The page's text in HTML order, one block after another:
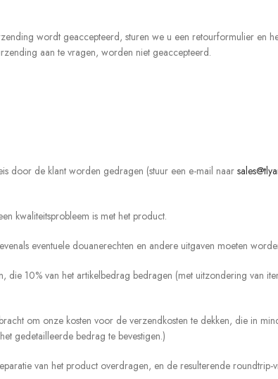
wordt geaccepteerd, sturen we u een retourformulier en
aan te vragen, worden niet geaccepteerd.
door de klant worden gedragen (stuur een e-mail naar
kwaliteitsprobleem is met het product.
eventuele douanerechten en andere uitgaven moeten
10% van het artikelbedrag bedragen (met uitzondering van
om onze kosten voor de verzendkosten te dekken, die in
gedetailleerde bedrag te bevestigen.)
van het product overdragen, en de resulterende